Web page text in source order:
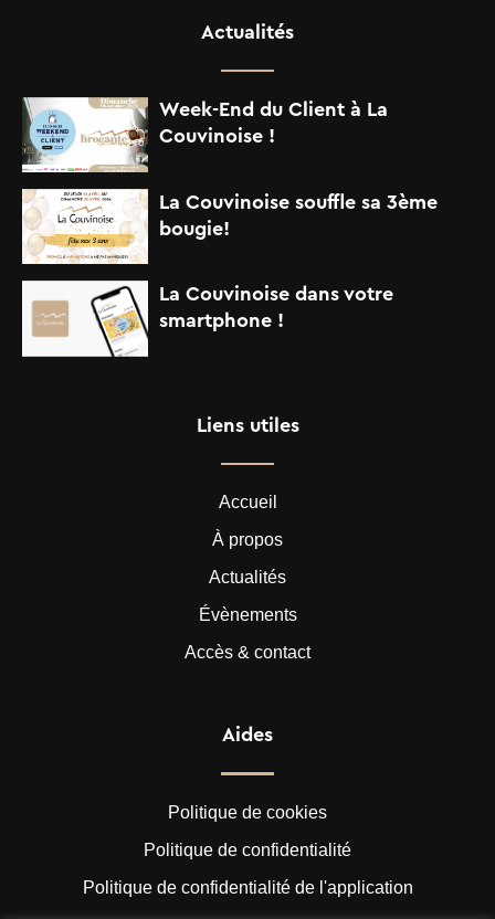
Actualités
Week-End du Client à La
Couvinoise !
La Couvinoise souffle sa 3ème
bougie!
La Couvinoise dans votre
smartphone !
Liens utiles
Accueil
À propos
Actualités
Évènements
Accès & contact
Aides
Politique de cookies
Politique de confidentialité
Politique de confidentialité de l'application